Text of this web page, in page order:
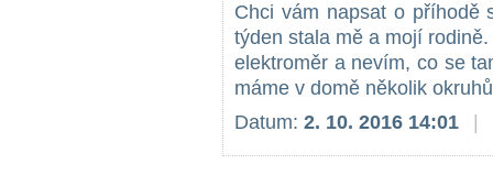
Chci vám napsat o příhodě
týden stala mě a mojí
elektroměr a nevím, co se
máme v domě několik
Datum: 2. 10. 2016 14:01